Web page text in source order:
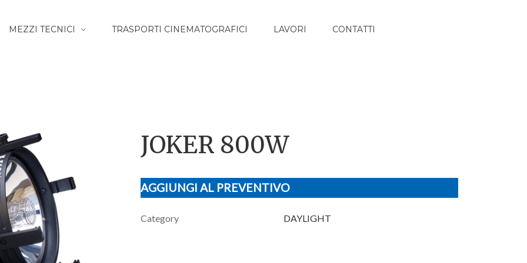
MEZZI TECNICI TRASPORTI CINEMATOGRAFICI LAVORI CONTATTI
JOKER 800W
AGGIUNGI AL PREVENTIVO
Category DAYLIGHT